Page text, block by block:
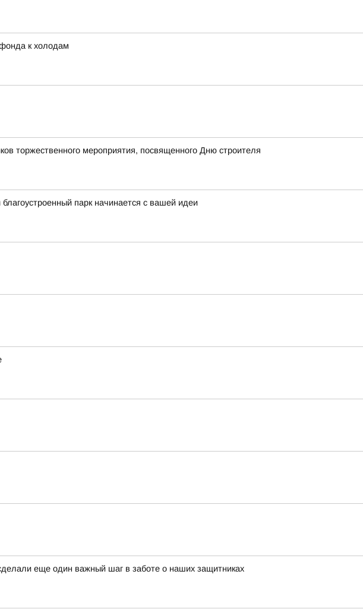
к холодам
торжественного мероприятия, посвященного Дню строителя
парк начинается с вашей идеи
еще один важный шаг в заботе о наших защитниках